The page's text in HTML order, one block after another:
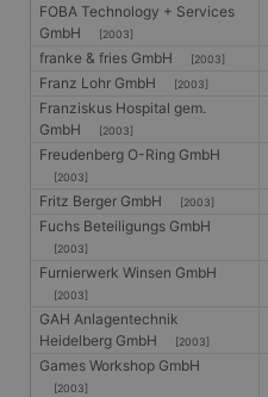
FOBA Technology + Services
GmbH
[2003]
franke & fries GmbH [2003]
Franz Lohr GmbH [2003]
Franziskus Hospital gem.
GmbH
[2003]
Freudenberg O-Ring GmbH
[2003]
Fritz Berger GmbH [2003]
Fuchs Beteiligungs GmbH
[2003]
Furnierwerk Winsen GmbH
[2003]
GAH Anlagentechnik
Heidelberg GmbH
[2003]
Games Workshop GmbH
[2003]